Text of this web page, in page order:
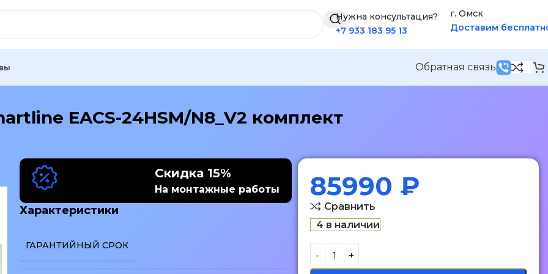
Нужна консультация?
+7 933 183 95 13
г. Омск
Доставим
Обратная связь
EACS-24HSM/N8_V2 комплект
Скидка 15%
На монтажные работы
Характеристики
ГАРАНТИЙНЫЙ СРОК
85990 ₽
Сравнить
4 в наличии